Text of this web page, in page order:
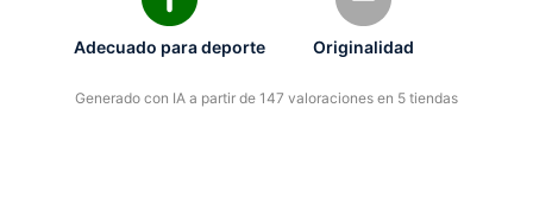
Adecuado para deporte Originalidad
Generado con IA a partir de 147 valoraciones en 5 tiendas